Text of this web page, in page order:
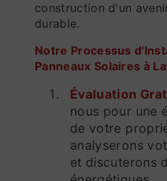
construction d'un
durable.
Notre Processus d'Installation de
Panneaux Solaires à
Évaluation
nous pour une
de votre
analyserons
et discuterons